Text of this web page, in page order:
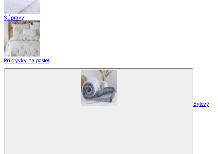
Súpravy
Prikrývky na posteľ
Bytový